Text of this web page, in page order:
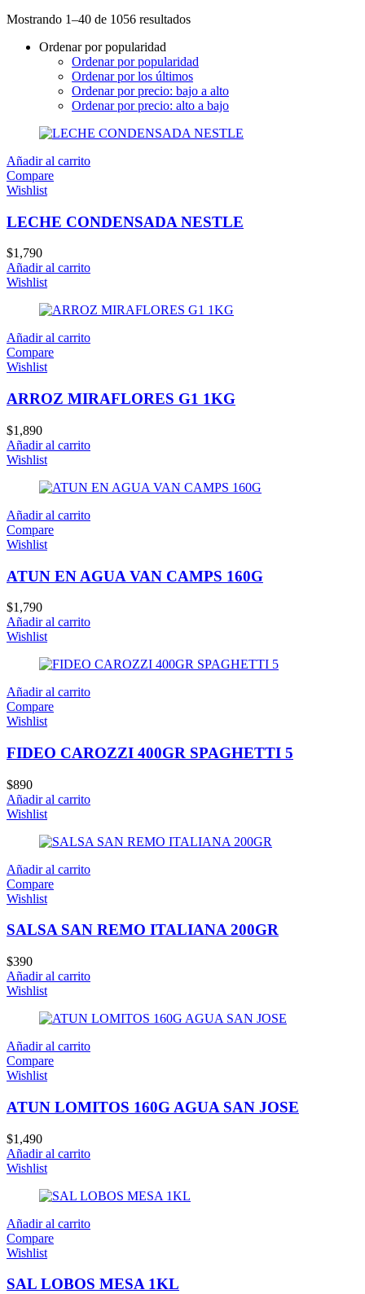
Mostrando 1–40 de 1056 resultadosOrdenado
Ordenar por popularidad
Ordenar por popularidad
Ordenar por los últimos
Ordenar por precio: bajo a alto
Ordenar por precio: alto a bajo
Añadir al carrito
Compare
Wishlist
LECHE CONDENSADA NESTLE
$1,790
Añadir al carrito
Wishlist
Añadir al carrito
Compare
Wishlist
ARROZ MIRAFLORES G1 1KG
$1,890
Añadir al carrito
Wishlist
Añadir al carrito
Compare
Wishlist
ATUN EN AGUA VAN CAMPS 160G
$1,790
Añadir al carrito
Wishlist
Añadir al carrito
Compare
Wishlist
FIDEO CAROZZI 400GR SPAGHETTI 5
$890
Añadir al carrito
Wishlist
Añadir al carrito
Compare
Wishlist
SALSA SAN REMO ITALIANA 200GR
$390
Añadir al carrito
Wishlist
Añadir al carrito
Compare
Wishlist
ATUN LOMITOS 160G AGUA SAN JOSE
$1,490
Añadir al carrito
Wishlist
Añadir al carrito
Compare
Wishlist
SAL LOBOS MESA 1KL